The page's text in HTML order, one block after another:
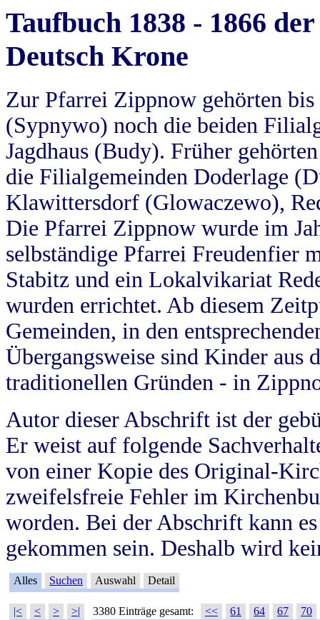
Taufbuch 1838 - 1866
Deutsch Krone
Zur Pfarrei Zippnow gehörten
(Sypnywo) noch die beiden
Jagdhaus (Budy). Früher
die Filialgemeinden Doderlage
Klawittersdorf (Glowaczewo),
Die Pfarrei Zippnow wurde im
selbständige Pfarrei Freudenfier
Stabitz und ein Lokalvikariat
wurden errichtet. Ab diesem
Gemeinden, in den
Übergangsweise sind Kinder aus
traditionellen Gründen - in
Autor dieser Abschrift ist der
Er weist auf folgende
von einer Kopie des Original-
zweifelsfreie Fehler im
worden. Bei der Abschrift kann
gekommen sein. Deshalb wird
Alles Suchen Auswahl Detail
|< < > >| 3380 Einträge gesamt: << 61 64 67
70